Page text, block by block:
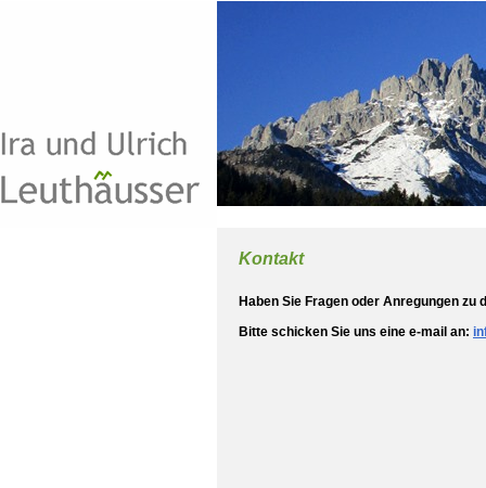
Kontakt
Haben Sie Fragen oder Anregungen zu
Bitte schicken Sie uns eine e-mail an: